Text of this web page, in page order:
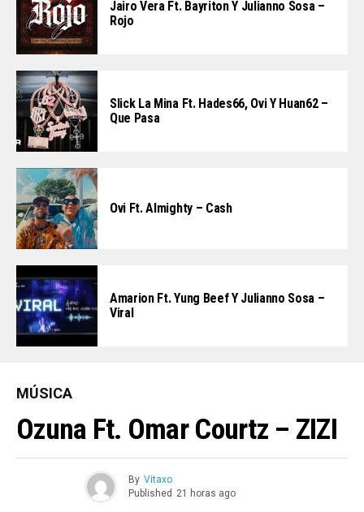
Jairo Vera Ft. Bayriton Y Julianno Sosa –
Rojo
Slick La Mina Ft. Hades66, Ovi Y Huan62 –
Que Pasa
Ovi Ft. Almighty – Cash
Amarion Ft. Yung Beef Y Julianno Sosa –
Viral
MÚSICA
Ozuna Ft. Omar Courtz – ZIZI
By Vitaxo
Published 21 horas ago